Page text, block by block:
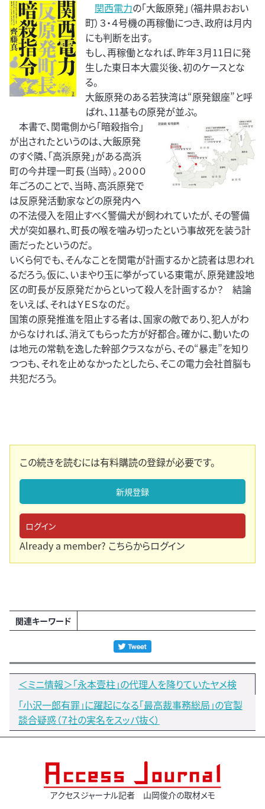
関西電力の「大飯原発」（福井県おおい
町）３・４号機の再稼働につき、政府は月内
にも判断を出す。
もし、再稼働となれば、昨年３月11日に発
生した東日本大震災後、初のケースとな
る。
大飯原発のある若狭湾は“原発銀座”と呼
ばれ、11基もの原発が並ぶ。
本書で、関電側から「暗殺指令」
が出されたというのは、大飯原発
のすぐ隣、「高浜原発」がある高浜
町の今井理一町長（当時）。２０００
年ごろのことで、当時、高浜原発で
は反原発活動家などの原発内へ
の不法侵入を阻止すべく警備犬が飼われていたが、その警備
犬が突如暴れ、町長の喉を噛み切ったという事故死を装う計
画だったというのだ。
いくら何でも、そんなことを関電が計画するかと読者は思われ
るだろう。仮に、いまやり玉に挙がっている東電が、原発建設地
区の町長が反原発だからといって殺人を計画するか？ 結論
をいえば、それはＹＥＳなのだ。
国策の原発推進を阻止する者は、国家の敵であり、犯人がわ
からなければ、消えてもらった方が好都合。確かに、動いたの
は地元の常軌を逸した幹部クラスながら、その“暴走”を知り
つつも、それを止めなかったとしたら、そこの電力会社首脳も
共犯だろう。
この続きを読むには有料購読の登録が必要です。
新規登録
ログイン
Already a member? こちらからログイン
関連キーワード
＜ミニ情報＞「永本壹柱」の代理人を降りていたヤメ検
「小沢一郎有罪」に躍起になる「最高裁事務総局」の官製
談合疑惑（７社の実名をスッパ抜く）
アクセスジャーナル記者 山岡俊介の取材メモ